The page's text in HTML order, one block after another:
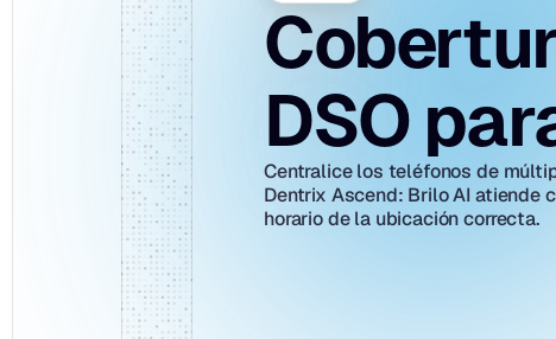
DSO
Centralice los teléfonos de
Dentrix Ascend: Brilo AI atiende
horario de la ubicación correcta.